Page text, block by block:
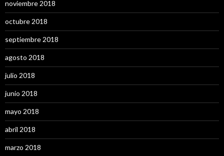
noviembre 2018
octubre 2018
septiembre 2018
agosto 2018
julio 2018
junio 2018
mayo 2018
abril 2018
marzo 2018